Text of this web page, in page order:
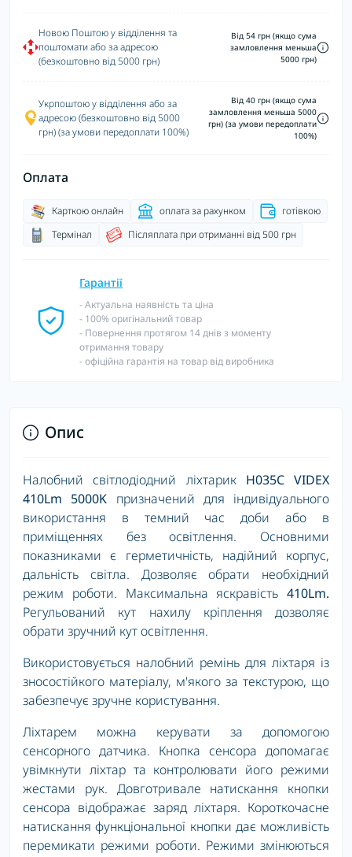
Новою Поштою у відділення та
поштомати або за адресою
(безкоштовно від 5000 грн)
Від 54 грн (якщо сума
замловлення меньша
5000 грн)
Укрпоштою у відділення або за
адресою (безкоштовно від 5000
грн) (за умови передоплати 100%)
Від 40 грн (якщо сума
замловлення меньша 5000
грн) (за умови передоплати
100%)
Оплата
Карткою онлайн оплата за рахунком
готівкою
Термінал
Післяплата при отриманні від 500 грн
Гарантії
- Актуальна наявність та ціна
- 100% оригінальний товар
- Повернення протягом 14 днів з моменту
отримання товару
- офіційна гарантія на товар від виробника
Опис
Налобний світлодіодний ліхтарик H035C VIDEX
410Lm 5000K призначений для індивідуального
використання в темний час доби або в
приміщеннях без освітлення. Основними
показниками є герметичність, надійний корпус,
дальність світла. Дозволяє обрати необхідний
режим роботи. Максимальна яскравість 410Lm.
Регульований кут нахилу кріплення дозволяє
обрати зручний кут освітлення.
Використовується налобний ремінь для ліхтаря із
зносостійкого матеріалу, м'якого за текстурою, що
забезпечує зручне користування.
Ліхтарем можна керувати за допомогою
сенсорного датчика. Кнопка сенсора допомагає
увімкнути ліхтар та контролювати його режими
жестами рук. Довготривале натискання кнопки
сенсора відображає заряд ліхтаря. Короткочасне
натискання функціональної кнопки дає можливість
перемикати режими роботи. Режими змінюються